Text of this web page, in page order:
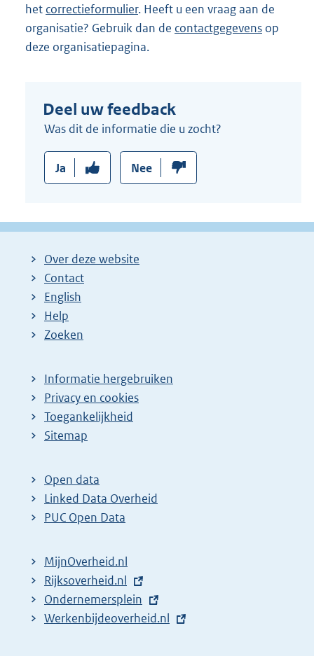
het correctieformulier. Heeft u een vraag aan de
organisatie? Gebruik dan de contactgegevens op
deze organisatiepagina.
Deel uw feedback
Was dit de informatie die u zocht?
Ja Nee
Over deze website
Contact
English
Help
Zoeken
Informatie hergebruiken
Privacy en cookies
Toegankelijkheid
Sitemap
Open data
Linked Data Overheid
PUC Open Data
MijnOverheid.nl
E
x
t
Rijksoverheid.nl
E
x
Ondernemersplein
E
Werkenbijdeoverheid.nl